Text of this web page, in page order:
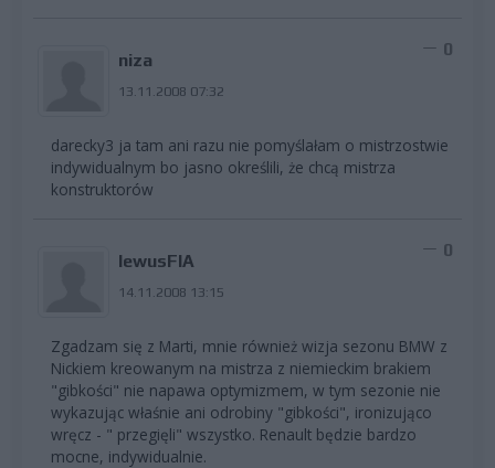
niza
13.11.2008 07:32
0
darecky3 ja tam ani razu nie pomyślałam o mistrzostwie
indywidualnym bo jasno określili, że chcą mistrza
konstruktorów
lewusFIA
14.11.2008 13:15
0
Zgadzam się z Marti, mnie również wizja sezonu BMW z
Nickiem kreowanym na mistrza z niemieckim brakiem
"gibkości" nie napawa optymizmem, w tym sezonie nie
wykazując właśnie ani odrobiny "gibkości", ironizująco
wręcz - " przegięli" wszystko. Renault będzie bardzo
mocne, indywidualnie.